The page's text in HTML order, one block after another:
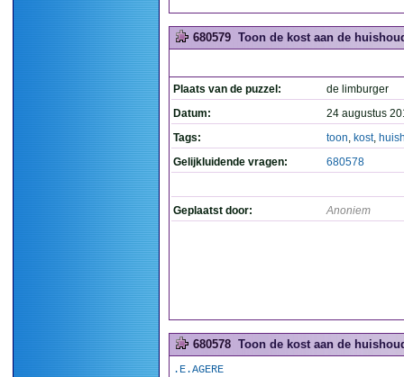
680579 Toon de kost aan de
Plaats van de puzzel:
de limburger
Datum:
24 augustus
Tags:
toon, kost,
Gelijkluidende vragen:
680578
Geplaatst door: Anoniem
680578 Toon de kost aan de
.E.AGERE